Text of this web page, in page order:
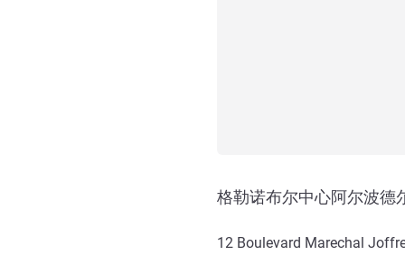
格勒诺布尔中心阿尔波德
12 Boulevard Marechal